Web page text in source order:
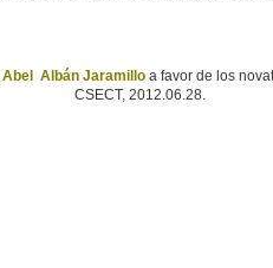
Abel Albán Jaramilloa favor de los
CSECT, 2012.06.28.